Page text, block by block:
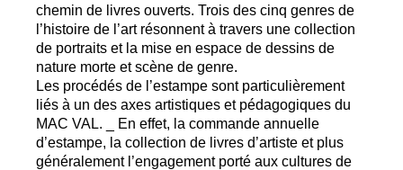
chemin de livres ouverts. Trois des cinq genres de
l’histoire de l’art résonnent à travers une collection
de portraits et la mise en espace de dessins de
nature morte et scène de genre.
Les procédés de l’estampe sont particulièrement
liés à un des axes artistiques et pédagogiques du
MAC VAL. _ En effet, la commande annuelle
d’estampe, la collection de livres d’artiste et plus
généralement l’engagement porté aux cultures de